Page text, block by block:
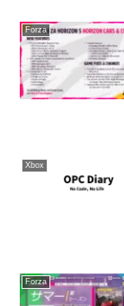
Forza
Xbox
Forza